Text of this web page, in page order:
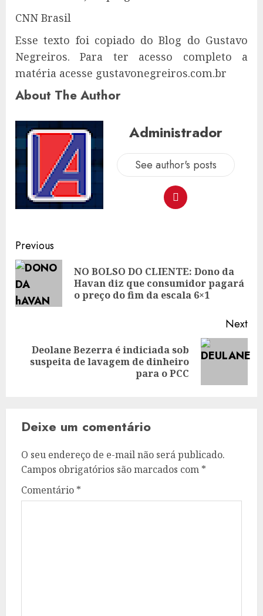
CNN Brasil
Esse texto foi copiado do Blog do Gustavo
Negreiros. Para ter acesso completo a
matéria acesse gustavonegreiros.com.br
About The Author
Administrador
See author's posts
Post
navigation
Previous
NO BOLSO DO CLIENTE: Dono da
Havan diz que consumidor pagará
o preço do fim da escala 6×1
Next
Next
Deolane Bezerra é indiciada sob
suspeita de lavagem de dinheiro
para o PCC
Deixe um comentário
O seu endereço de e-mail não será publicado.
Campos obrigatórios são marcados com *
Comentário *